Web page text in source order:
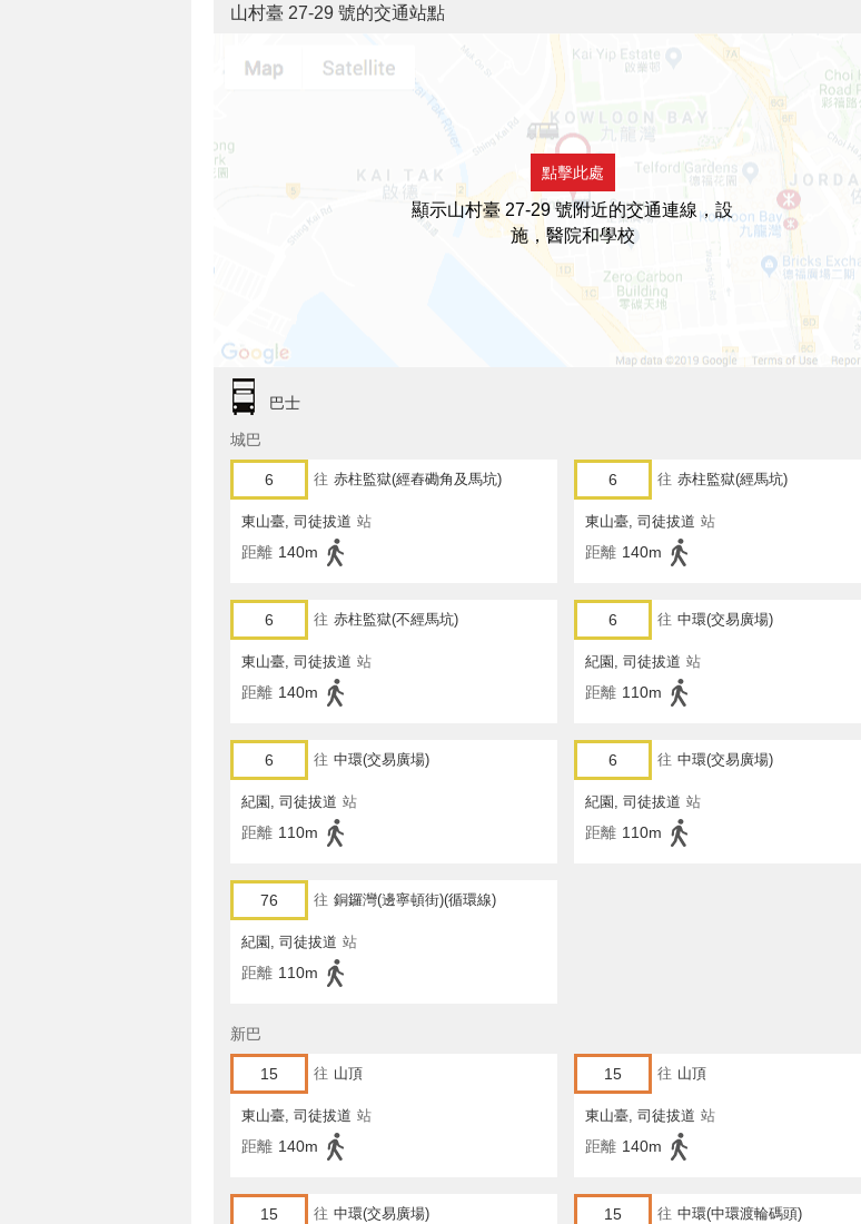
山村臺 27-29 號的交通站點
點擊此處
顯示山村臺 27-29 號附近的交通連線，設
施，醫院和學校
巴士
城巴
6 往 赤柱監獄(經舂磡角及馬坑)
東山臺, 司徒拔道 站
距離 140m
6 往 赤柱監獄(經馬坑)
東山臺, 司徒拔道 站
距離 140m
6 往 赤柱監獄(不經馬坑)
東山臺, 司徒拔道 站
距離 140m
6 往 中環(交易廣場)
紀園, 司徒拔道 站
距離 110m
6 往 中環(交易廣場)
紀園, 司徒拔道 站
距離 110m
6 往 中環(交易廣場)
紀園, 司徒拔道 站
距離 110m
76 往 銅鑼灣(邊寧頓街)(循環線)
紀園, 司徒拔道 站
距離 110m
新巴
15 往 山頂
東山臺, 司徒拔道 站
距離 140m
15 往 山頂
東山臺, 司徒拔道 站
距離 140m
15 往 中環(交易廣場) 15 往 中環(中環渡輪碼頭)